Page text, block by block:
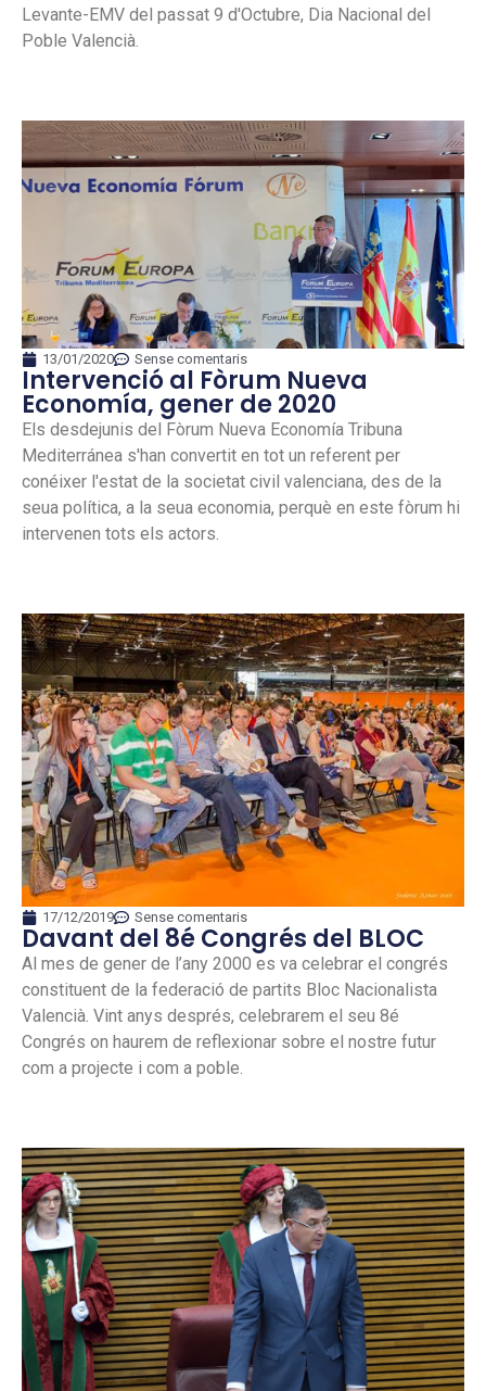
Levante-EMV del passat 9 d'Octubre, Dia Nacional del
Poble Valencià.
13/01/2020 Sense comentaris
Intervenció al Fòrum Nueva
Economía, gener de 2020
Els desdejunis del Fòrum Nueva Economía Tribuna
Mediterránea s'han convertit en tot un referent per
conéixer l'estat de la societat civil valenciana, des de la
seua política, a la seua economia, perquè en este fòrum hi
intervenen tots els actors.
17/12/2019 Sense comentaris
Davant del 8é Congrés del BLOC
Al mes de gener de l’any 2000 es va celebrar el congrés
constituent de la federació de partits Bloc Nacionalista
Valencià. Vint anys després, celebrarem el seu 8é
Congrés on haurem de reflexionar sobre el nostre futur
com a projecte i com a poble.